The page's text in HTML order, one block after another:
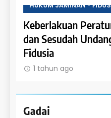
HUKUM JAMINAN -
Keberlakuan
dan Sesudah
Fidusia
1 tahun ago
Gadai